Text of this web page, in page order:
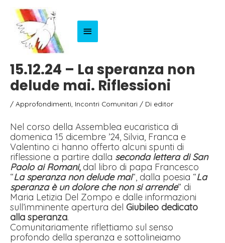
Menu
15.12.24 – La speranza non
delude mai. Riflessioni
/ Approfondimenti Incontri Comunitari / Di editor
Nel corso della Assemblea eucaristica di
domenica 15 dicembre ’24, Silvia, Franca e
Valentino ci hanno offerto alcuni spunti di
riflessione a partire dalla seconda lettera di San
Paolo ai Romani, dal libro di papa Francesco
“La speranza non delude mai“, dalla poesia “La
speranza è un dolore che non si arrende” di
Maria Letizia Del Zompo e dalle informazioni
sull’imminente apertura del Giubileo dedicato
alla speranza.
Comunitariamente riflettiamo sul senso
profondo della speranza e sottolineiamo